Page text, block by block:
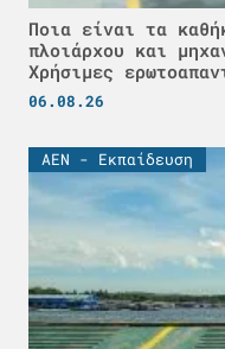
Ποια είναι τα
πλοιάρχου και
Χρήσιμες
06.08.26
ΑΕΝ - Εκπαίδευση